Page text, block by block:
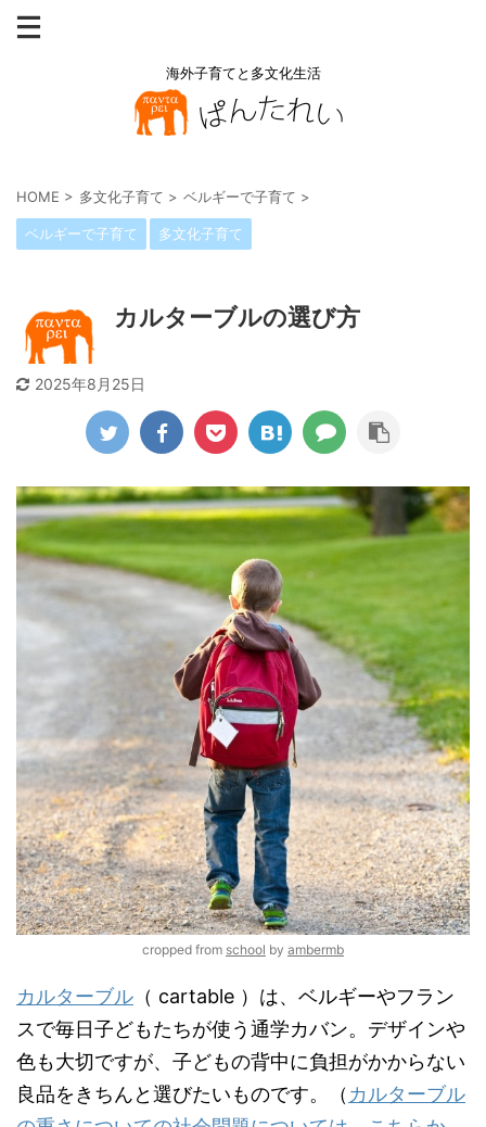
海外子育てと多文化生活
HOME > 多文化子育て > ベルギーで子育て >
ベルギーで子育て 多文化子育て
カルターブルの選び方
2025年8月25日
cropped from school by ambermb
カルターブル （ cartable ）は、ベルギーやフラン
スで毎日子どもたちが使う通学カバン。デザインや
色も大切ですが、子どもの背中に負担がかからない
良品をきちんと選びたいものです。（ カルターブル